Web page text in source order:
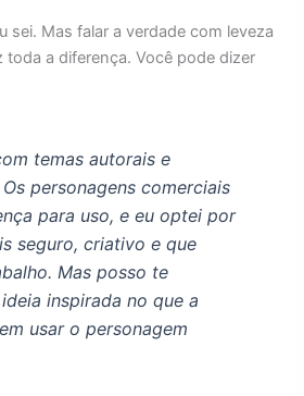
sei. Mas falar a verdade com leveza
a diferença. Você pode dizer
temas autorais e
personagens comerciais
para uso, e eu optei por
seguro, criativo e que
Mas posso te
inspirada no que a
usar o personagem